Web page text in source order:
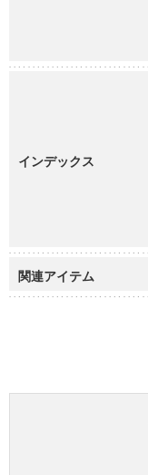
インデックス
関連アイテム